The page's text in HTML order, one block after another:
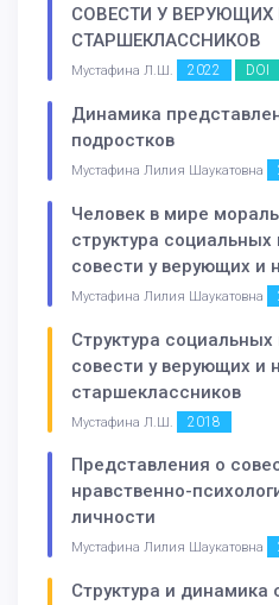
СОВЕСТИ У
СТАРШЕКЛАССНИКОВ
Мустафина Л.Ш. 2022 DOI
Динамика
подростков
Мустафина Лилия Шаукатовна
Человек в мире
структура
совести у верующих и
Мустафина Лилия Шаукатовна
Структура
совести у верующих и
старшеклассников
Мустафина Л.Ш. 2018
Представления о
нравственно-
личности
Мустафина Лилия Шаукатовна
Структура и динамика